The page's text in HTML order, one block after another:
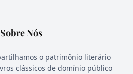
Sobre Nós
o patrimônio literário
clássicos de domínio público